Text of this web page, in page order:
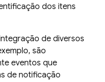
dos itens
de diversos
são
eventos que
de notificação